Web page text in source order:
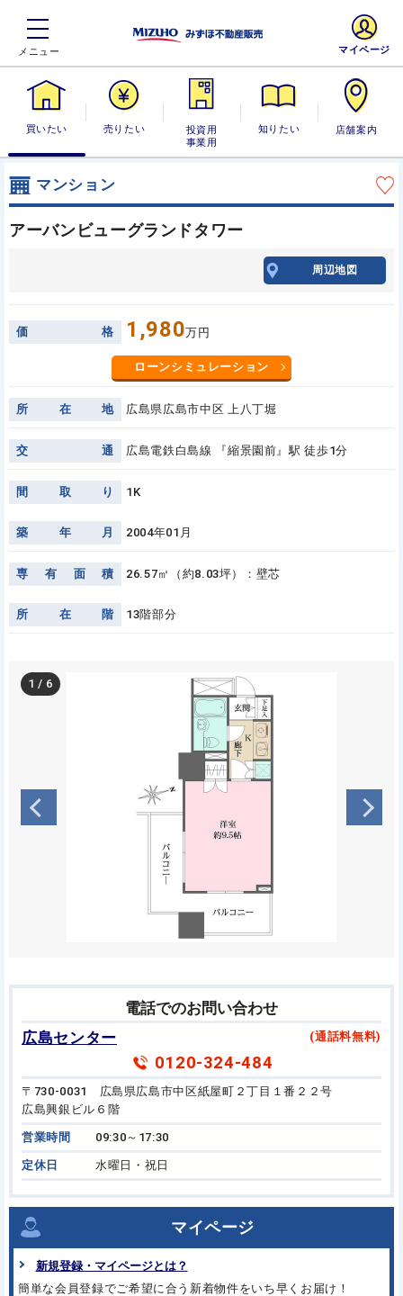
買いたい 売りたい
投資用・事業
用
知りたい 店舗案内
マイページ
マンション
アーバンビューグランドタワー
周辺地図
価 格 1,980万円
ローンシミュレーション
所 在 地 広島県広島市中区 上八丁堀
交 通 広島電鉄白島線 『縮景園前』駅 徒歩1分
間 取 り 1K
築 年 月 2004年01月
専 有 面 積 26.57㎡（約8.03坪）：壁芯
所 在 階 13階部分
1 / 6
電話でのお問い合わせ
広島センター
(通話料無料)
0120-324-484
〒730-0031 広島県広島市中区紙屋町２丁目１番２２号
広島興銀ビル６階
営業時間 09:30～17:30
定休日 水曜日・祝日
マイページ
新規登録・マイページとは？
簡単な会員登録でご希望に合う 新着物件をいち早くお届け！